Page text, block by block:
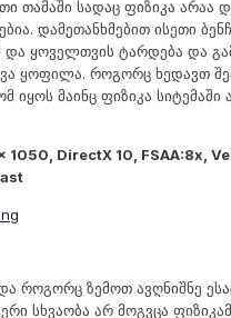
თამაში სადაც ფიზიკა არაა
დამეთანხმებით ისეთი
და ყოველთვის ტარდება და
ყოფილა. როგორც ხედავთ
იყოს მაინც ფიზიკა სიტემაში
1050, DirectX 10, FSAA:8x,
როგორც ზემოთ ავღნიშნე
სხვაობა არ მოგვცა